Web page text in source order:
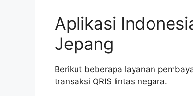
Aplikasi
Jepang
Berikut beberapa layanan
transaksi QRIS lintas negara.